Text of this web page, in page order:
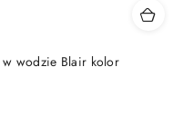
w wodzie Blair kolor